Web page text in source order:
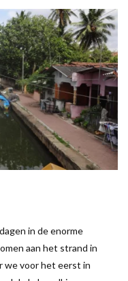
in de enorme
aan het strand in
we voor het eerst in